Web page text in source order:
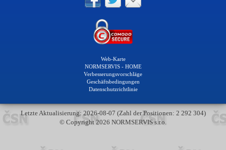
Web-Karte
NORMSERVIS - HOME
Verbesserungsvorschläge
Geschäftsbedingungen
Datenschutzrichtlinie
Letzte Aktualisierung: 2026-08-07 (Zahl der Positionen: 2 292 304)
© Copyright 2026 NORMSERVIS s.r.o.